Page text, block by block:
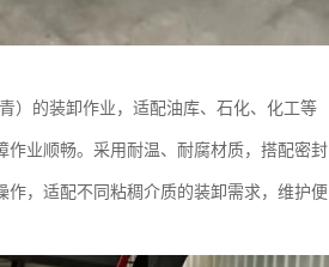
）的装卸作业，适配油库、石化、化工等
业顺畅。采用耐温、耐腐材质，搭配密封
，适配不同粘稠介质的装卸需求，维护便